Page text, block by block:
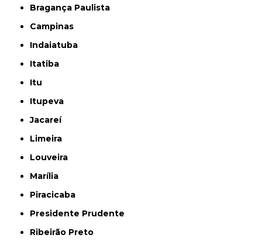
Bragança Paulista
Campinas
Indaiatuba
Itatiba
Itu
Itupeva
Jacareí
Limeira
Louveira
Marília
Piracicaba
Presidente Prudente
Ribeirão Preto